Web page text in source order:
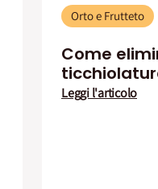
Orto e Frutteto
Come
Leggi l'articolo